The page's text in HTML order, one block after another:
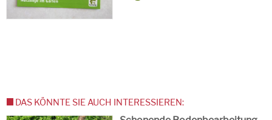
DAS KÖNNTE SIE AUCH INTERESSIEREN: